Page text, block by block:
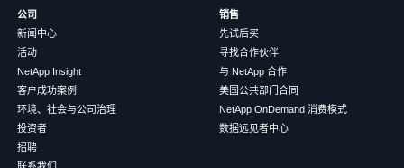
公司
新闻中心
活动
NetApp Insight
客户成功案例
环境、社会与公司治理
投资者
招聘
销售
先试后买
寻找合作伙伴
与 NetApp 合作
美国公共部门合同
NetApp OnDemand 消费模式
数据远见者中心